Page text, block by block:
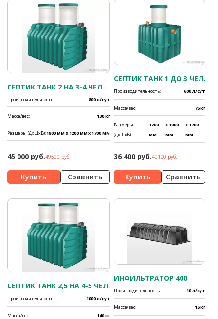
СЕПТИК ТАНК 2 НА 3-4 ЧЕЛ.
Производительность: 800 л/сут
Масса/вес: 130 кг
Размеры (ДхШхВ):1800 мм x 1200 ммx 1700 мм
45 000 руб.49500 руб.
Сравнить
СЕПТИК ТАНК 1 ДО 3 ЧЕЛ.
Производительность: 600 л/сут
Масса/вес: 75 кг
Размеры
(ДхШхВ):
1200
мм
x 1000
мм
x 1700
мм
36 400 руб.40100 руб.
Сравнить
СЕПТИК ТАНК 2,5 НА 4-5 ЧЕЛ.
Производительность: 1000 л/сут
Масса/вес: 140 кг
ИНФИЛЬТРАТОР 400
Производительность: 10 л/сут
Масса/вес: 15 кг